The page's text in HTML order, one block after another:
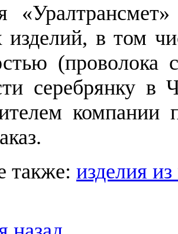
изделий, в том
(проволока
серебрянку в
также: изделия